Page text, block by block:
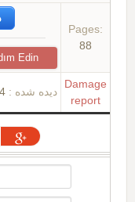
Edin
Pages:
88
دیده شده :
Damage
report